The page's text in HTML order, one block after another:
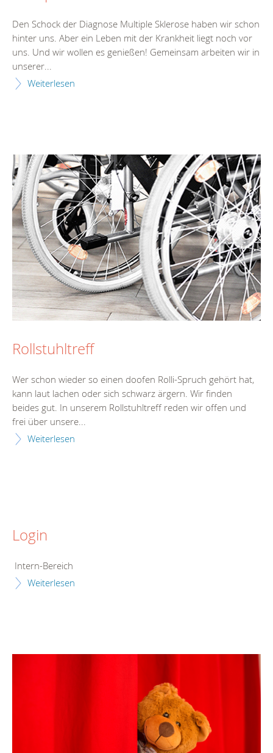
Den Schock der Diagnose Multiple Sklerose haben wir schon
hinter uns. Aber ein Leben mit der Krankheit liegt noch vor
uns. Und wir wollen es genießen! Gemeinsam arbeiten wir in
unserer...
Weiterlesen
Rollstuhltreff
Wer schon wieder so einen doofen Rolli-Spruch gehört hat,
kann laut lachen oder sich schwarz ärgern. Wir finden
beides gut. In unserem Rollstuhltreff reden wir offen und
frei über unsere...
Weiterlesen
Login
Intern-Bereich
Weiterlesen